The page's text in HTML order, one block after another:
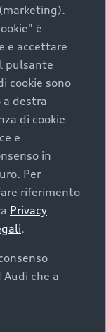
che coniuga
Per fare un
aspetti
l’affidabilità del
tramite Audi
prima di
e all'aspetto,
è
e accettare
pulsante
cookie sono
destra
di cookie
e
in
Per
riferimento
Privacy
.
che a